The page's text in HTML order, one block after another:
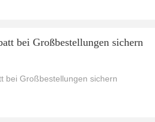
bei Großbestellungen sichern
bei Großbestellungen sichern